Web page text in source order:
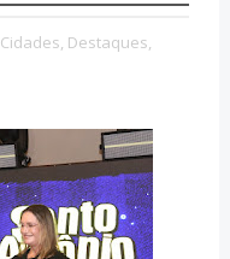
Cidades, Destaques,